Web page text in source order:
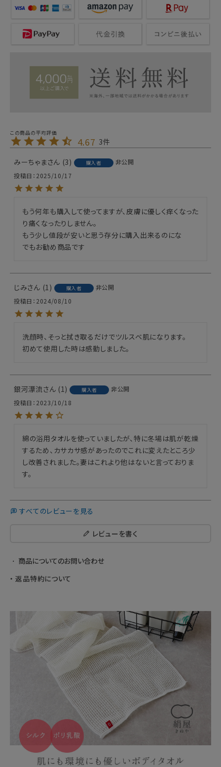
4.67 3
みーちゃま 3 購入者
非公開
投稿日
2025/10/17
もう何年も購入して使ってますが、皮膚に優しく痒くなった
り痛くなったりしません。
もう少し値段が安いと思う存分に購入出来るのにな
でもお勧め商品です
じみ 1 購入者
非公開
投稿日
2024/08/10
洗顔時、そっと拭き取るだけでツルスベ肌になります。
初めて使用した時は感動しました。
銀河漂流 1 購入者
非公開
投稿日
2023/10/18
綿の浴用タオルを使っていましたが、特に冬場は肌が乾燥
するため、カサカサ感があったのでこれに変えたところ少
し改善されました。妻はこれより他はないと言っておりま
す。
すべてのレビューを見る
レビューを書く
商品についてのお問い合わせ
返品特約について